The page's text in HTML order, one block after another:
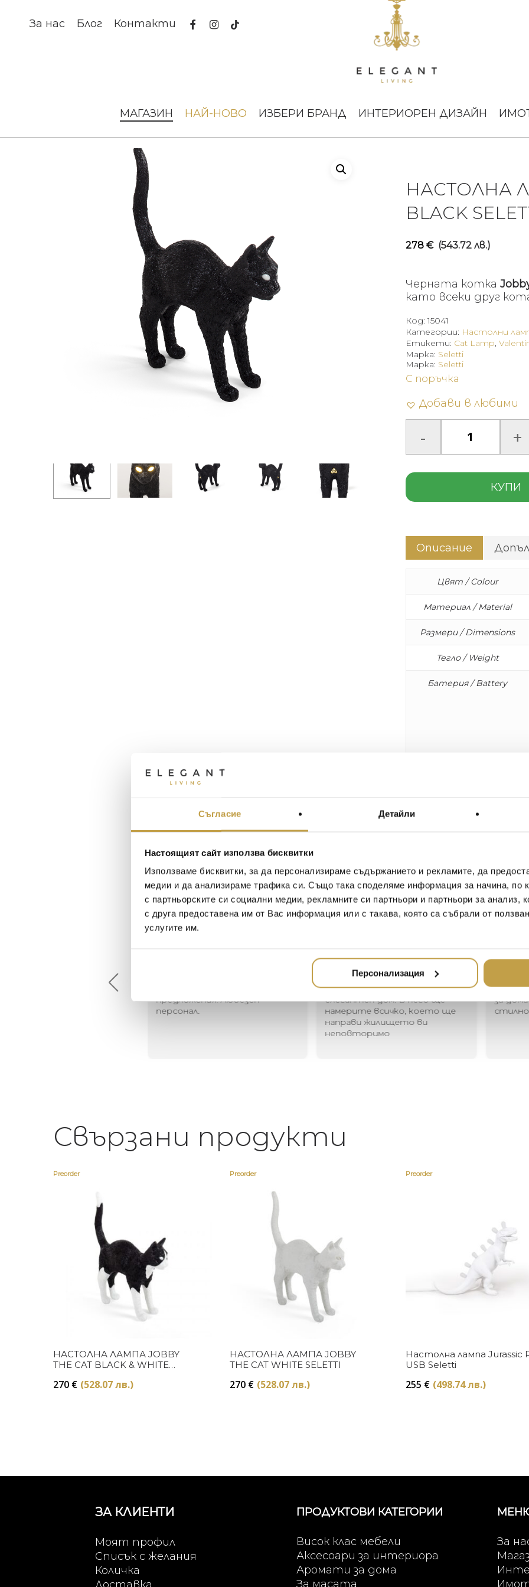
Съгласие Детайли
Настоящият сайт използва бисквитки
Използваме бисквитки, за да персонализираме съдържанието и рекламите, да
медии и да анализираме трафика си. Също така споделяме информация за начина, по
с партньорските си социални медии, рекламните си партньори и партньори за анализ,
с друга предоставена им от Вас информация или с такава, която са събрали от
услугите им.
Персонализация
За нас Блог Контакти facebookinstagram
tiktok
МАГАЗИН НАЙ-НОВО ИЗБЕРИ БРАНД ИНТЕРИОРЕН ДИЗАЙН
НАСТОЛНА
BLACK
278 € (543.72 лв.)
Черната котка
като всеки друг
Код:15041
Категории: Настолни
Етикети: Cat Lamp,
Марка: Seletti
С поръчка
Добави в любими
КУПИ
Марка: Seletti
Описание
Цвят / Colour
Материал / Material
Размери / Dimensions
Тегло / Weight
Батерия / Battery
Черната котка Jobby
всеки друг котарак.
когато натиснете
Jobby The Black Cat can
He is rechargeable and his
coloured button!
предложения! Любезен
персонал.
2020-05-20
Един магазин за красив и
елегантен дом. В него ще
намерите всичко, което ще
направи жилището ви
неповторимо
Най-
за
стилно
Свързани продукти
Preorder
Купи
НАСТОЛНА ЛАМПА JOBBY
THE CAT BLACK & WHITE
270 € (528.07 лв.)
Preorder
Купи
НАСТОЛНА ЛАМПА JOBBY
THE CAT WHITE SELETTI
270 € (528.07 лв.)
Preorder
Купи
Настолна лампа Jurassic
USB Seletti
255 € (498.74 лв.)
ЗА КЛИЕНТИ
Моят профил
Списък с желания
Количка
Доставка
ПРОДУКТОВИ КАТЕГОРИИ
Висок клас мебели
Аксесоари за интериора
Аромати за дома
За масата
За